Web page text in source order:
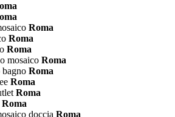
Roma
Roma
Roma
mosaico Roma
bagno Roma
Roma
Roma
Roma
doccia Roma